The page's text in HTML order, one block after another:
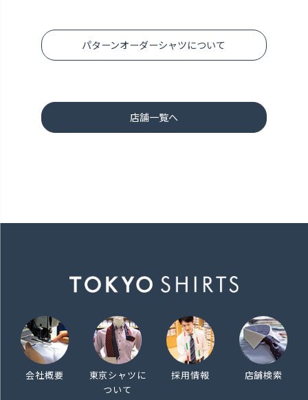
パターンオーダーシャツについて
店舗一覧へ
会社概要
東京シャツに
ついて
採用情報 店舗検索